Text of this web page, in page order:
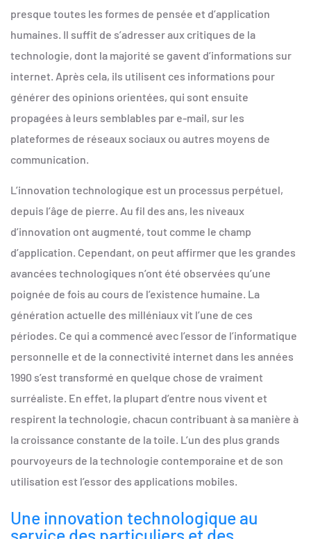
presque toutes les formes de pensée et d’application
humaines. Il suffit de s’adresser aux critiques de la
technologie, dont la majorité se gavent d’informations sur
internet. Après cela, ils utilisent ces informations pour
générer des opinions orientées, qui sont ensuite
propagées à leurs semblables par e-mail, sur les
plateformes de réseaux sociaux ou autres moyens de
communication.
L’innovation technologique est un processus perpétuel,
depuis l’âge de pierre. Au fil des ans, les niveaux
d’innovation ont augmenté, tout comme le champ
d’application. Cependant, on peut affirmer que les grandes
avancées technologiques n’ont été observées qu’une
poignée de fois au cours de l’existence humaine. La
génération actuelle des milléniaux vit l’une de ces
périodes. Ce qui a commencé avec l’essor de l’informatique
personnelle et de la connectivité internet dans les années
1990 s’est transformé en quelque chose de vraiment
surréaliste. En effet, la plupart d’entre nous vivent et
respirent la technologie, chacun contribuant à sa manière à
la croissance constante de la toile. L’un des plus grands
pourvoyeurs de la technologie contemporaine et de son
utilisation est l’essor des applications mobiles.
Une innovation technologique au
service des particuliers et des